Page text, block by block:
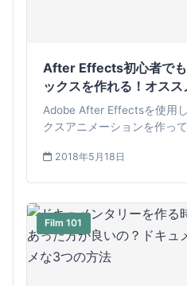
After Effects初心者でも
ックスを作れる！オス
とめ
Adobe After Effectsを使用
クスアニメーションを作っ
2018年5月18日
Film 101